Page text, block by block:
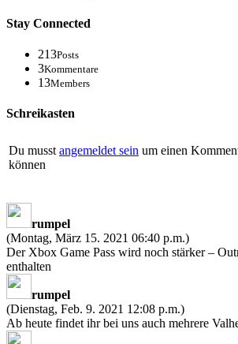
Stay Connected
213Posts
3Kommentare
13Members
Schreikasten
Du musst angemeldet sein um einen
können
rumpel
(Montag, März 15. 2021 06:40 p.m.)
Der Xbox Game Pass wird noch stärker –
enthalten
rumpel
(Dienstag, Feb. 9. 2021 12:08 p.m.)
Ab heute findet ihr bei uns auch mehrere